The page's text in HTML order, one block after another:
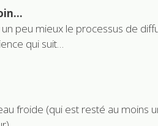
peu mieux le processus de
qui suit…
froide (qui est resté au moins